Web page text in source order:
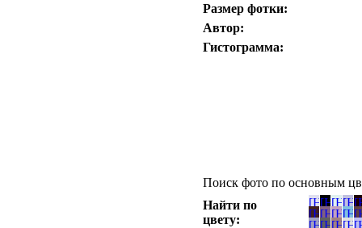
Размер фотки:
Автор:
Гистограмма:
Поиск фото по основным
Найти по
цвету: